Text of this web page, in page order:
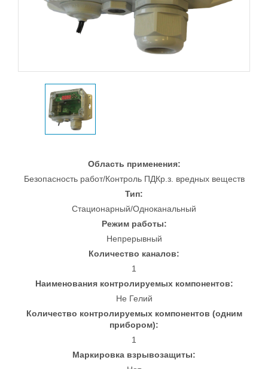
Область применения:
Безопасность работ/Контроль ПДКр.з. вредных веществ
Тип:
Стационарный/Одноканальный
Режим работы:
Непрерывный
Количество каналов:
1
Наименования контролируемых компонентов:
He Гелий
Количество контролируемых компонентов (одним
прибором):
1
Маркировка взрывозащиты: